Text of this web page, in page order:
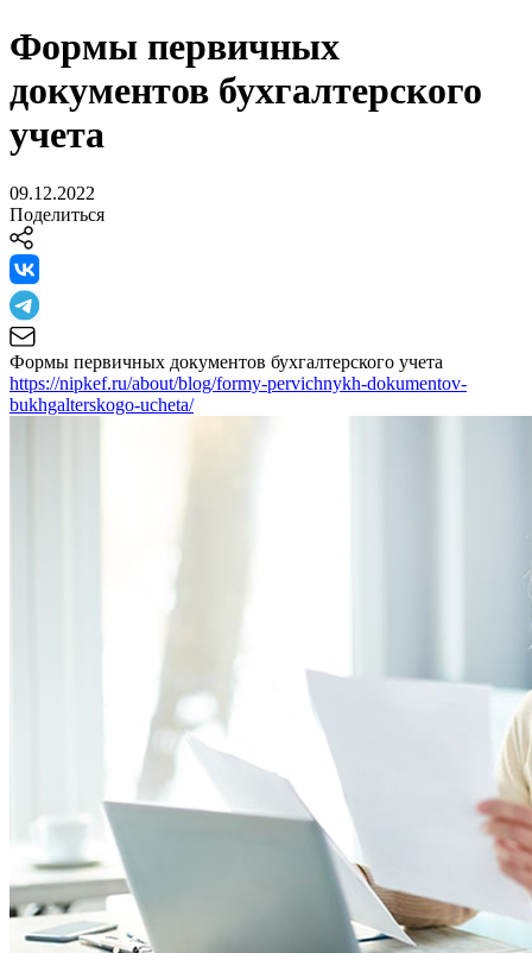
Формы первичных
документов бухгалтерского
учета
09.12.2022
Поделиться
Формы первичных документов бухгалтерского учета
https://nipkef.ru/about/blog/formy-pervichnykh-dokumentov-
bukhgalterskogo-ucheta/